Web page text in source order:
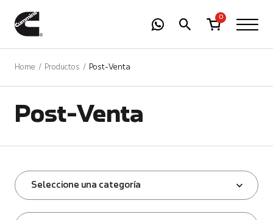
0
Home Productos Post-Venta
Post-Venta
Seleccione una categoría